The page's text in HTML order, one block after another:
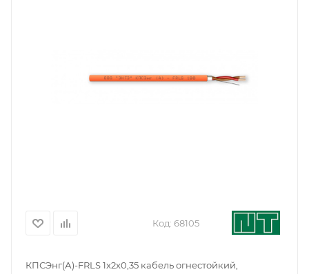
Код: 68105
КПСЭнг(А)-FRLS 1x2x0,35 кабель огнестойкий,